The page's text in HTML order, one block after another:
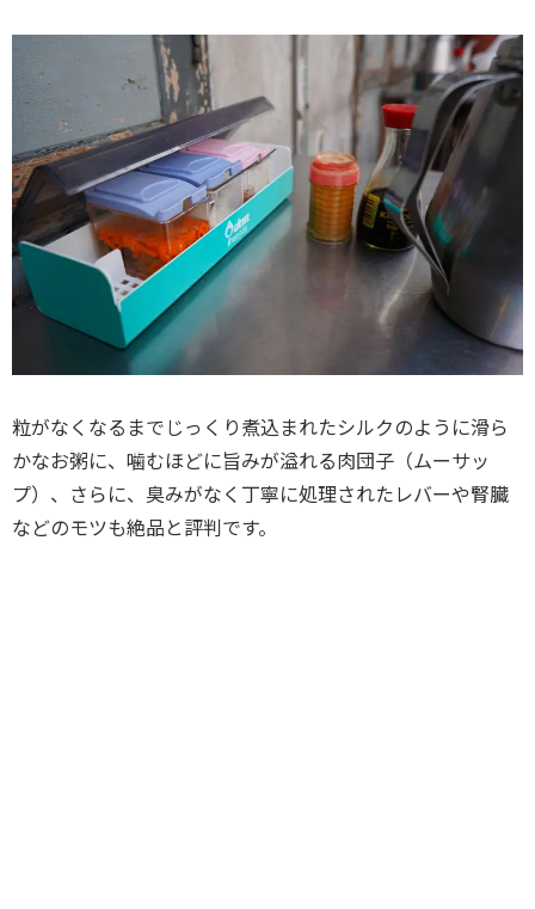
粒がなくなるまでじっくり煮込まれたシルクのように滑ら
かなお粥に、噛むほどに旨みが溢れる肉団子（ムーサッ
プ）、さらに、臭みがなく丁寧に処理されたレバーや腎臓
などのモツも絶品と評判です。